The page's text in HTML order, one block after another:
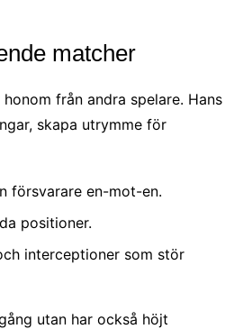
matcher
från andra spelare. Hans
skapa utrymme för
försvarare en-mot-en.
positioner.
interceptioner som stör
utan har också höjt